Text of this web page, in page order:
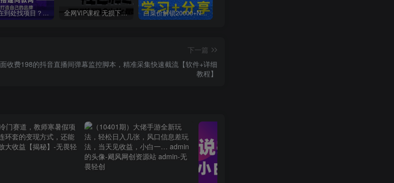
你还在到处找项目？还在当韭菜？我靠卖项目一个月收入5万+，曾经我也是个失败者。 全网VIP课程 无损下载~ 白菜价解锁20000+N个赚钱机会，加入无畏轻创会员，全站资源免费学习。
下一篇
收费198的抖音直播间弹幕监控脚本，精准采集快速截流【软件+详细
教程】